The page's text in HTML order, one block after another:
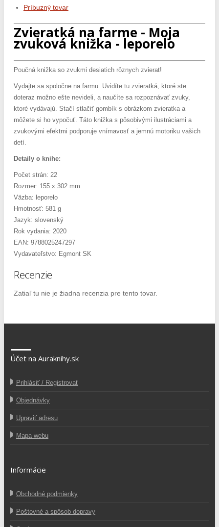
Príbuzný tovar
Zvieratká na farme - Moja
zvuková knižka - leporelo
Poučná knižka so zvukmi desiatich rôznych zvierat!
Vydajte sa spoločne na farmu. Uvidíte tu zvieratká, ktoré ste
doteraz možno ešte nevideli, a naučíte sa rozpoznávať zvuky,
ktoré vydávajú. Stačí stlačiť gombík s obrázkom zvieratka a
môžete si ho vypočuť. Táto knižka s pôsobivými ilustráciami a
zvukovými efektmi podporuje vnímavosť a jemnú motoriku vašich
detí.
Detaily o knihe:
Počet strán: 22
Rozmer: 155 x 302 mm
Väzba: leporelo
Hmotnosť: 581 g
Jazyk: slovenský
Rok vydania: 2020
EAN: 9788025247297
Vydavateľstvo: Egmont SK
Recenzie
Zatiaľ tu nie je žiadna recenzia pre tento tovar.
Účet na Auraknihy.sk
Prihlásiť / Registrovať
Objednávky
Upraviť adresu
Mapa webu
Informácie
Obchodné podmienky
Poštovné a spôsob dopravy